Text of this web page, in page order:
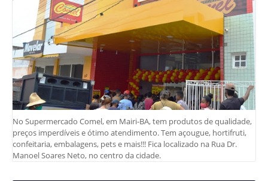
No Supermercado Comel, em Mairi-BA, tem produtos de qualidade,
preços imperdíveis e ótimo atendimento. Tem açougue, hortifruti,
confeitaria, embalagens, pets e mais!!! Fica localizado na Rua Dr.
Manoel Soares Neto, no centro da cidade.